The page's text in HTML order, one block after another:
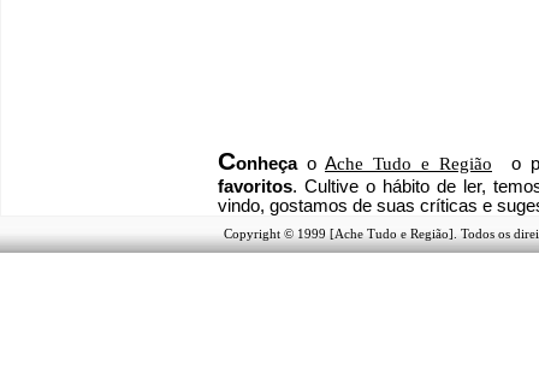
Conheçao Ache Tudo e Região o
favoritos. Cultive o hábito de ler,
vindo, gostamos de suas críticas e
Copyright © 1999 [Ache Tudo e Região]. Todos os